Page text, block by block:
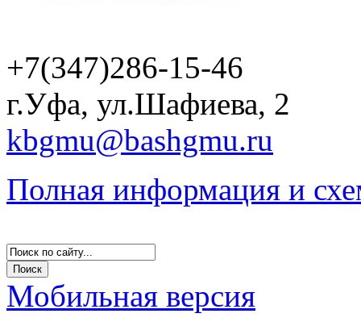
+7(347)286-15-46
г.Уфа, ул.Шафиева, 2
kbgmu@bashgmu.ru
Полная информация и
Мобильная версия